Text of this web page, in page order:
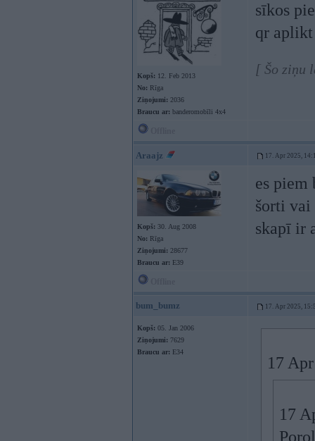
Kopš: 12. Feb 2013
No: Rīga
Ziņojumi: 2036
Braucu ar: banderomobīli 4x4
sīkos
qr
[ Šo ziņu
Araajz 17. Apr 2025,
Kopš: 30. Aug 2008
No: Rīga
Ziņojumi: 28677
Braucu ar: E39
es piem
šorti vai
skapī ir
bum_bumz 17. Apr 2025,
Kopš: 05. Jan 2006
Ziņojumi: 7629
Braucu ar: E34
17
17